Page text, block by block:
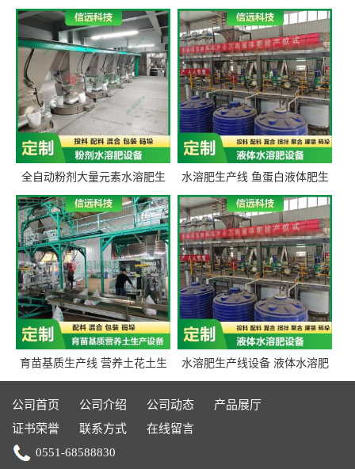
全自动粉剂大量元素水溶肥生
产设备 信远科技肥料生产设备
源头厂家
水溶肥生产线 鱼蛋白液体肥生
产设备 氨基酸液态肥全套设备
育苗基质生产线 营养土花土生
产线 有机肥生产线设备
水溶肥生产线设备 液体水溶肥
生产线 桶装液体水溶肥生产线
设备
公司首页 公司介绍 公司动态
产品展厅
证书荣誉
联系方式
在线留言
0551-68588830